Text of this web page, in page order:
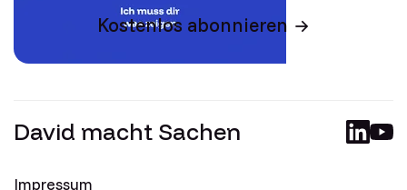
Kostenlos abonnieren
David macht Sachen
Impressum